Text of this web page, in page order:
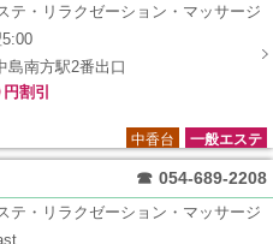
テ・リラクゼーション・マッサージ
島南方駅2番出口
割引
一般エステ
中香台
☎ 054-689-2208
テ・リラクゼーション・マッサージ